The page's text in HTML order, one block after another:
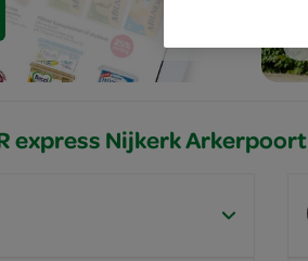
express Nijkerk Arkerpoort